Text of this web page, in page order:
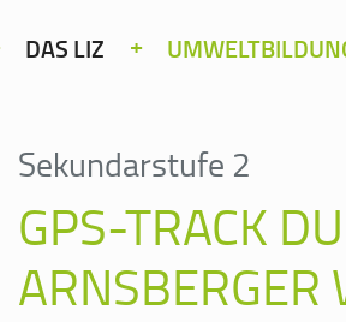
DAS LIZ
Sekundarstufe 2
GPS-TRACK
ARNSBERGER